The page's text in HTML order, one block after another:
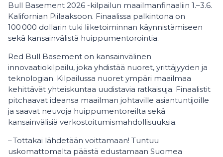
Bull Basement 2026 -kilpailun maailmanfinaaliin 1.–3.6.
Kalifornian Piilaaksoon. Finaalissa palkintona on
100 000 dollarin tuki liiketoiminnan käynnistämiseen
sekä kansainvälistä huippumentorointia.
Red Bull Basement on kansainvälinen
innovaatiokilpailu, joka yhdistää nuoret, yrittäjyyden ja
teknologian. Kilpailussa nuoret ympäri maailmaa
kehittävät yhteiskuntaa uudistavia ratkaisuja. Finaalistit
pitchaavat ideansa maailman johtaville asiantuntijoille
ja saavat neuvoja huippumentoreilta sekä
kansainvälisiä verkostoitumismahdollisuuksia.
– Tottakai lähdetään voittamaan! Tuntuu
uskomattomalta päästä edustamaan Suomea